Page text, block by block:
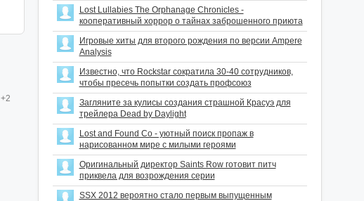
+2
Lost Lullabies The Orphanage Chronicles -
кооперативный хоррор о тайнах заброшенного приюта
Игровые хиты для второго рождения по версии Ampere
Analysis
Известно, что Rockstar сократила 30-40 сотрудников,
чтобы пресечь попытки создать профсоюз
Загляните за кулисы создания страшной Красуэ для
трейлера Dead by Daylight
Lost and Found Co - уютный поиск пропаж в
нарисованном мире с милыми героями
Оригинальный директор Saints Row готовит питч
приквела для возрождения серии
SSX 2012 вероятно стало первым выпущенным